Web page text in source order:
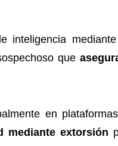
inteligencia
que
en
mediante extorsión